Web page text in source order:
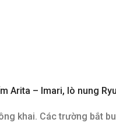
Arita – Imari, lò nung
khai. Các trường bắt